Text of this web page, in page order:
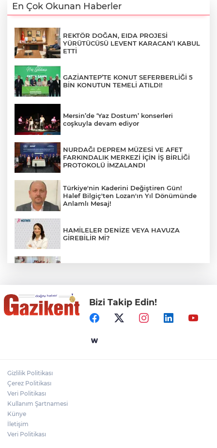
En Çok Okunan Haberler
REKTÖR DOĞAN, EIDA PROJESİ
YÜRÜTÜCÜSÜ LEVENT KARACAN’I KABUL
ETTİ
GAZİANTEP’TE KONUT SEFERBERLİĞİ 5
BİN KONUTUN TEMELİ ATILDI!
Mersin’de ‘Yaz Dostum’ konserleri
coşkuyla devam ediyor
NURDAĞI DEPREM MÜZESİ VE AFET
FARKINDALIK MERKEZİ İÇİN İŞ BİRLİĞİ
PROTOKOLÜ İMZALANDI
Türkiye'nin Kaderini Değiştiren Gün!
Halef Bilgiç'ten Lozan'ın Yıl Dönümünde
Anlamlı Mesaj!
HAMİLELER DENİZE VEYA HAVUZA
GİREBİLİR Mİ?
"BEBEĞİ TÜM GECE AYNI BEZLE
BIRAKMAYIN!"
Gaziantep Üniversitesi Elektrik-Elektronik
Bizi Takip Edin!
Gizlilik Politikası
Çerez Politikası
Veri Politikası
Kullanım Şartnamesi
Künye
İletişim
Veri Politikası